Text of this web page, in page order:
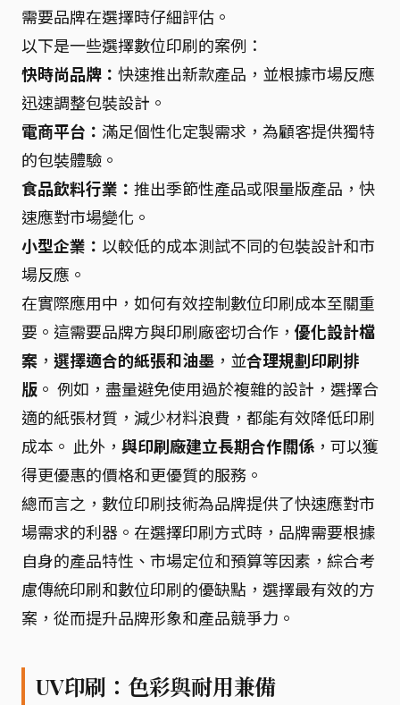
需要品牌在選擇時仔細評估。
以下是一些選擇數位印刷的案例：
快時尚品牌： 快速推出新款產品，並根據市場反應
迅速調整包裝設計。
電商平台： 滿足個性化定製需求，為顧客提供獨特
的包裝體驗。
食品飲料行業： 推出季節性產品或限量版產品，快
速應對市場變化。
小型企業： 以較低的成本測試不同的包裝設計和市
場反應。
在實際應用中，如何有效控制數位印刷成本至關重
要。這需要品牌方與印刷廠密切合作， 優化設計檔
案 ， 選擇適合的紙張和油墨 ，並合理規劃印刷排
版 。 例如，盡量避免使用過於複雜的設計，選擇合
適的紙張材質，減少材料浪費，都能有效降低印刷
成本。 此外， 與印刷廠建立長期合作關係 ，可以獲
得更優惠的價格和更優質的服務。
總而言之，數位印刷技術為品牌提供了快速應對市
場需求的利器。在選擇印刷方式時，品牌需要根據
自身的產品特性、市場定位和預算等因素，綜合考
慮傳統印刷和數位印刷的優缺點，選擇最有效的方
案，從而提升品牌形象和產品競爭力。
UV印刷：色彩與耐用兼備